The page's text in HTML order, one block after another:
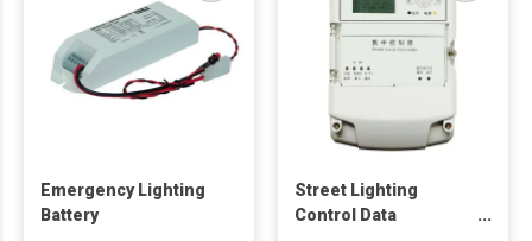
Emergency Lighting
Battery
Street Lighting
Control Data